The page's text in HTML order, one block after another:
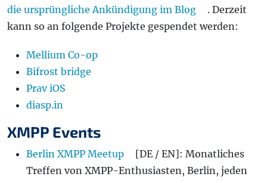
die ursprüngliche Ankündigung im Blog
. Derzeit
kann so an folgende Projekte gespendet werden:
Mellium Co-op
Bifrost bridge
Prav iOS
diasp.in
XMPP Events
Berlin XMPP Meetup
[DE / EN]: Monatliches
Treffen von XMPP-Enthusiasten, Berlin, jeden